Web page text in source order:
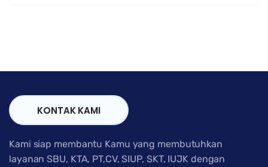
KONTAK KAMI
Kami siap membantu Kamu yang membutuhkan
layanan SBU, KTA, PT,CV, SIUP, SKT, IUJK dengan